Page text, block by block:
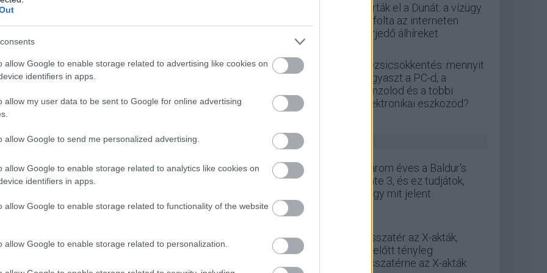
allow Google to enable storage related to advertising like cookies on
identifiers in apps.
allow my user data to be sent to Google for online advertising
allow Google to send me personalized advertising.
allow Google to enable storage related to analytics like cookies on
identifiers in apps.
allow Google to enable storage related to functionality of the website
allow Google to enable storage related to personalization.
belőle.
dologgal több mint 10 százalékkal
17:38
egyre több autógyártónál jelenik meg, ez viszont nem
megoldás.
zuhan a gáz ára, van, aki már az
várja
18:13
zárták el a Dunát: a vízügy
cáfolta az interneten
terjedő álhíreket
Rezsicsökkentés: mennyit
fogyaszt a PC-d, a
konzolod és a többi
elektronikai eszközöd?
GS HÍREK
Három éves a Baldur's
Gate 3, és ez tudjátok,
hogy mit jelent
Visszatér az X-akták,
mielőtt tényleg
visszatérne az X-akták